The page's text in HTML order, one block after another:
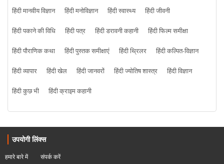
हिंदी मानवीय विज्ञान
हिंदी मनोविज्ञान हिंदी स्वास्थ्य
हिंदी जीवनी
हिंदी पकाने की विधि
हिंदी पत्र हिंदी डरावनी कहानी
हिंदी फिल्म समीक्षा
हिंदी पौराणिक कथा
हिंदी पुस्तक समीक्षाएं हिंदी थ्रिलर
हिंदी कल्पित-विज्ञान
हिंदी व्यापार
हिंदी खेल हिंदी जानवरों हिंदी ज्योतिष शास्त्र
हिंदी विज्ञान
हिंदी कुछ भी
हिंदी क्राइम कहानी
उपयोगी लिंक्स
हमारे बारे में संपर्क करें